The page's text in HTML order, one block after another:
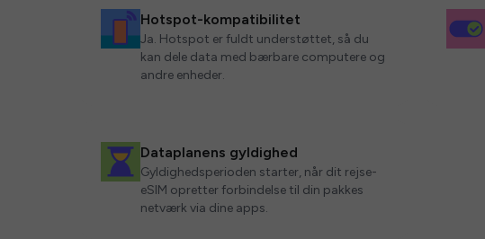
Hotspot-kompatibilitet
Ja. Hotspot er fuldt understøttet, så du
kan dele data med bærbare computere og
andre enheder.
Dataplanens gyldighed
Gyldighedsperioden starter, når dit rejse-
eSIM opretter forbindelse til din pakkes
netværk via dine apps.